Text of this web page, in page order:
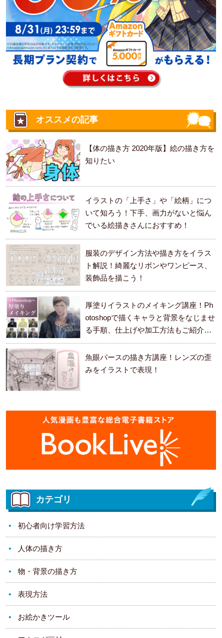
オススメの記事
【体の描き方 2020年版】絵の描き方を
知りたい
イラストの「上手さ」や「絵柄」につ
いて知ろう！下手、画力がないと悩ん
でいる絵描きさんにおすすめ！
服装のデザイン方法や描き方をイラス
ト解説！綺麗なリボンやワンピース、
装飾品を描こう！
厚塗りイラストのメイキング講座！Ph
otoshopで描くキャラと背景をなじませ
る手順、仕上げや加工方法もご紹介し
ます。
魚眼パースの描き方講座！レンズの歪
みをイラストで表現！
カテゴリ
初心者向け学習方法
人体の描き方
物・背景の描き方
表現方法
お絵かきツール